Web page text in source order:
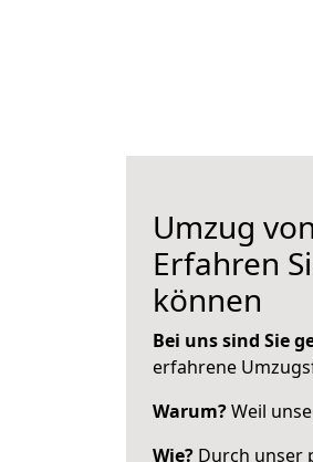
Umzug
Erfahren
können
Bei uns sind Sie
erfahrene
Warum?Weil
Wie? Durch unser